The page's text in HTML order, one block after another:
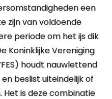
een
zijn van voldoende
periode om het ijs dik
Koninklijke Vereniging
houdt nauwlettend
beslist uiteindelijk of
is deze combinatie